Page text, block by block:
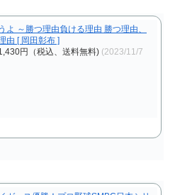
よ ～勝つ理由負ける理由 勝つ理由、
由 [ 岡田彰布 ]
円（税込、送料無料) (2023/11/7